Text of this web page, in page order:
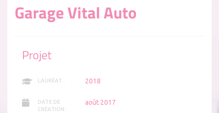
Garage Vital Auto
Projet
LAURÉAT : 2018
DATE DE
CRÉATION :
août 2017